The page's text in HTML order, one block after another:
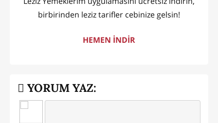
birbirinden leziz tarifler cebinize gelsin!
HEMEN İNDİR
YORUM YAZ: